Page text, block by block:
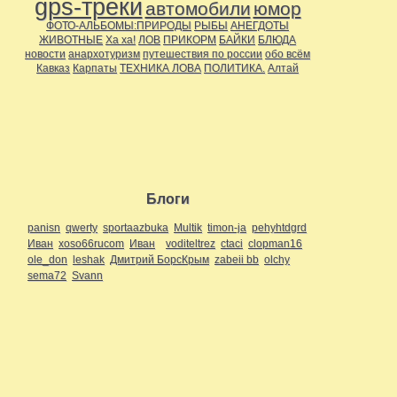
gps-треки автомобили юмор
ФОТО-АЛЬБОМЫ:ПРИРОДЫ РЫБЫ АНЕГДОТЫ
ЖИВОТНЫЕ Ха ха! ЛОВ ПРИКОРМ БАЙКИ БЛЮДА
новости анархотуризм путешествия по россии обо всём
Кавказ Карпаты ТЕХНИКА ЛОВА ПОЛИТИКА. Алтай
Блоги
panisn qwerty sportaazbuka Multik timon-ja pehyhtdgrd
Иван xoso66rucom Иван voditeltrez ctaci clopman16
ole_don leshak Дмитрий БорсКрым zabeii bb olchy
sema72 Svann